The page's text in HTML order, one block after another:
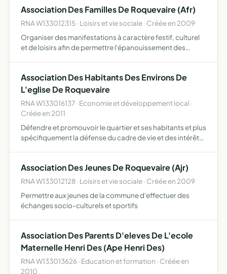
Association Des Familles De Roquevaire (Afr)
RNA W133012315 · Loisirs et vie sociale · Créée en 2009
Organiser des manifestations à caractère festif, culturel
et de loisirs afin de permettre l'épanouissement des
Association Des Habitants Des Environs De
L'eglise De Roquevaire
RNA W133016137 · Economie et développement local ·
Créée en 2011
Défendre et promouvoir le quartier et ses habitants et plus
spécifiquement la défense du cadre de vie et des intérêts
Association Des Jeunes De Roquevaire (Ajr)
RNA W133012128 · Loisirs et vie sociale · Créée en 2009
Permettre aux jeunes de la commune d'effectuer des
échanges socio-culturels et sportifs
Association Des Parents D'eleves De L'ecole
Maternelle Henri Des (Ape Henri Des)
RNA W133013626 · Education et formation · Créée en
2010